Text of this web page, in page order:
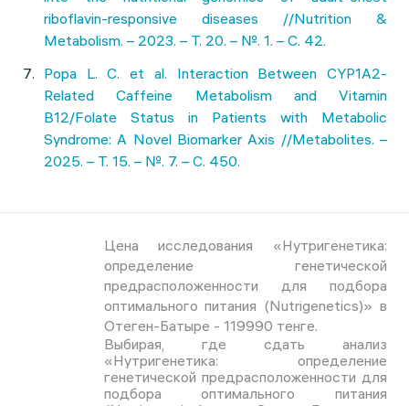
riboflavin-responsive diseases //Nutrition &
Metabolism. – 2023. – Т. 20. – №. 1. – С. 42.
Popa L. C. et al. Interaction Between CYP1A2-
Related Caffeine Metabolism and Vitamin
B12/Folate Status in Patients with Metabolic
Syndrome: A Novel Biomarker Axis //Metabolites. –
2025. – Т. 15. – №. 7. – С. 450.
Цена исследования «Нутригенетика:
определение генетической
предрасположенности для подбора
оптимального питания (Nutrigenetics)» в
Отеген-Батыре - 119990 тенге.
Выбирая, где сдать анализ
«Нутригенетика: определение
генетической предрасположенности для
подбора оптимального питания